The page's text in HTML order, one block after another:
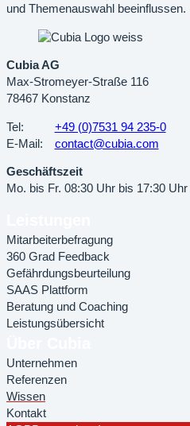
neuen
und Themenauswahl beeinflussen.
Cubia AG
Max-Stromeyer-Straße 116
78467 Konstanz
Tel:
+49 (0)7531 94 235-0
E-Mail:
contact@cubia.com
Geschäftszeit
Mo. bis Fr. 08:30 Uhr bis 17:30 Uhr
Mitarbeiterbefragung
360 Grad Feedback
Gefährdungsbeurteilung
SAAS Plattform
Beratung und Coaching
Leistungsübersicht
Unternehmen
Referenzen
Wissen
Kontakt